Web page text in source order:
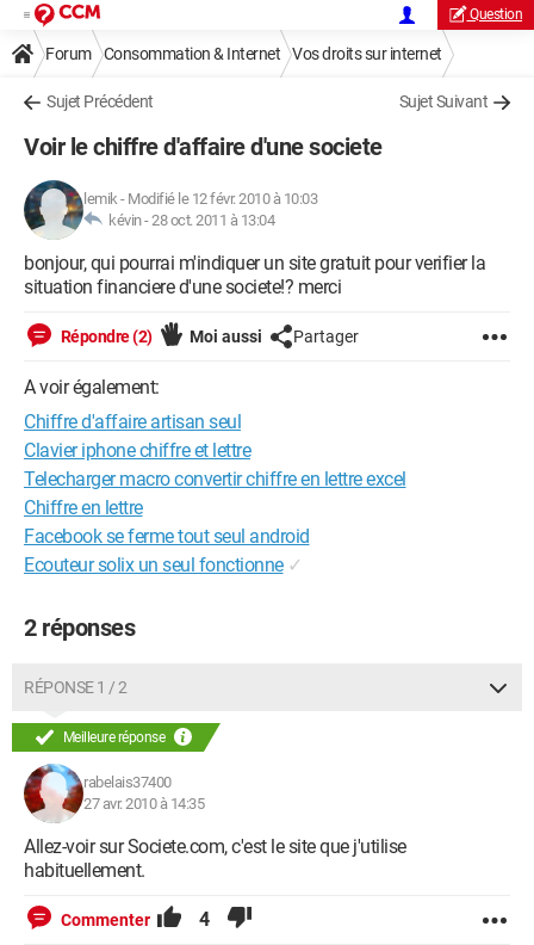
Question
Forum Consommation & Internet Vos droits sur internet
Sujet Précédent Sujet Suivant
Voir le chiffre d'affaire d'une societe
lemik- Modifié le 12 févr. 2010 à 10:03
kévin -28 oct. 2011 à 13:04
bonjour, qui pourrai m'indiquer un site gratuit pour verifier la
situation financiere d'une societe!? merci
Répondre (2) Moi aussi Partager
A voir également:
Chiffre d'affaire artisan seul
Clavier iphone chiffre et lettre
Telecharger macro convertir chiffre en lettre excel
Chiffre en lettre
Facebook se ferme tout seul android
Ecouteur solix un seul fonctionne ✓
2 réponses
RÉPONSE 1 / 2
Meilleure réponse
rabelais37400
27 avr. 2010 à 14:35
Allez-voir sur Societe.com, c'est le site que j'utilise
habituellement.
Commenter 4